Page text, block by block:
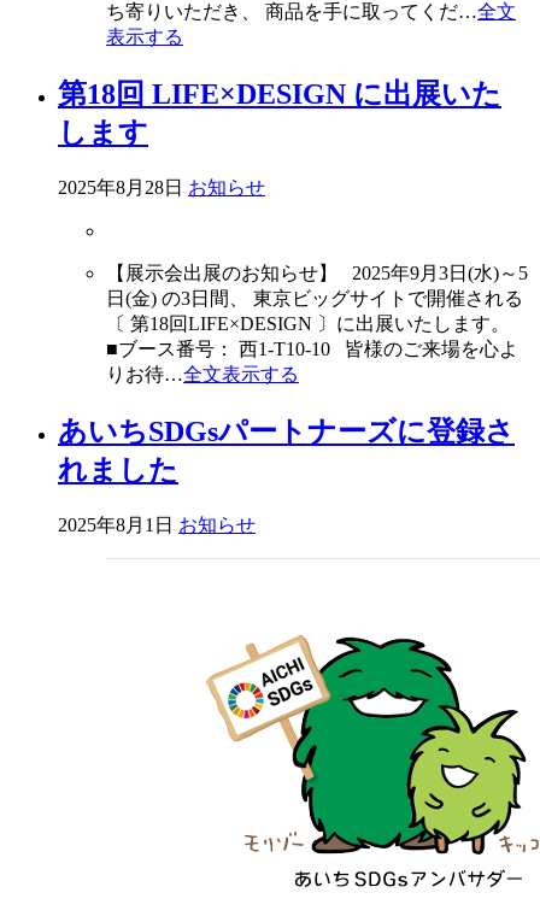
ち寄りいただき、 商品を手に取ってくだ…全文
表示する
第18回 LIFE×DESIGN に出展いた
します
2025年8月28日 お知らせ
【展示会出展のお知らせ】 2025年9月3日(水)～5
日(金) の3日間、 東京ビッグサイトで開催される
〔 第18回LIFE×DESIGN 〕に出展いたします。
⁡⁡⁡■ブース番号： 西1-T10-10 皆様のご来場を心よ
りお待…全文表示する
あいちSDGsパートナーズに登録さ
れました
2025年8月1日 お知らせ